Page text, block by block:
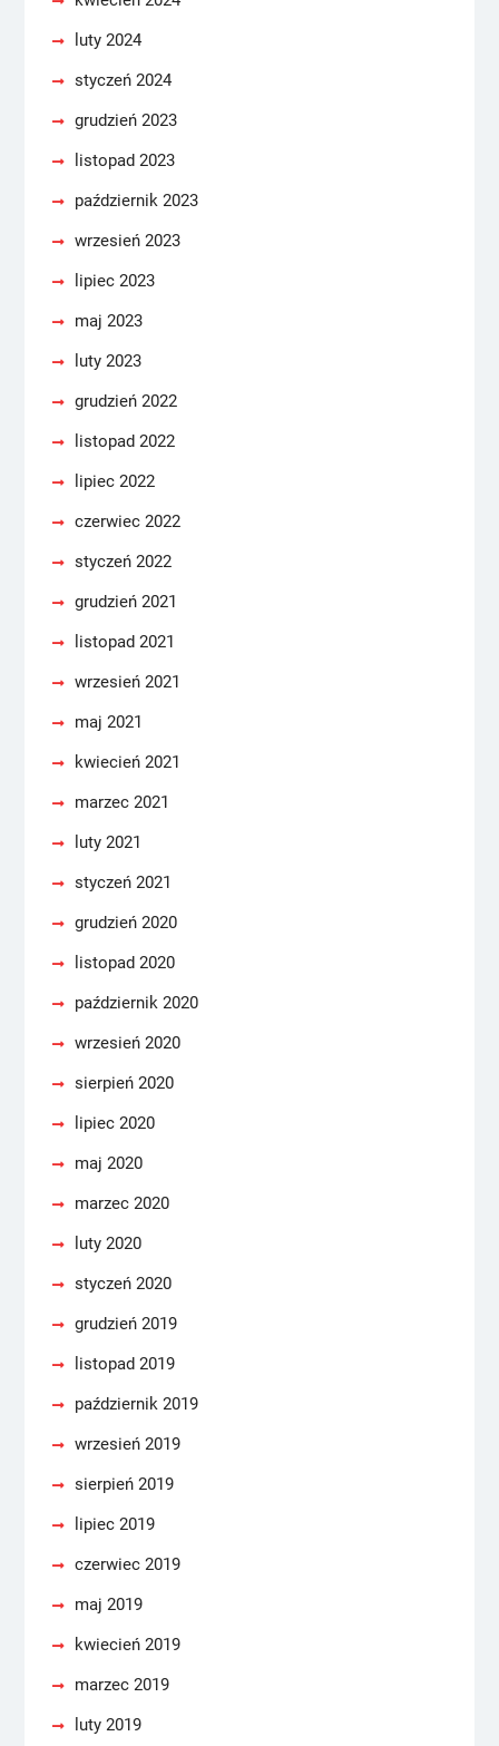
luty 2024
styczeń 2024
grudzień 2023
listopad 2023
październik 2023
wrzesień 2023
lipiec 2023
maj 2023
luty 2023
grudzień 2022
listopad 2022
lipiec 2022
czerwiec 2022
styczeń 2022
grudzień 2021
listopad 2021
wrzesień 2021
maj 2021
kwiecień 2021
marzec 2021
luty 2021
styczeń 2021
grudzień 2020
listopad 2020
październik 2020
wrzesień 2020
sierpień 2020
lipiec 2020
maj 2020
marzec 2020
luty 2020
styczeń 2020
grudzień 2019
listopad 2019
październik 2019
wrzesień 2019
sierpień 2019
lipiec 2019
czerwiec 2019
maj 2019
kwiecień 2019
marzec 2019
luty 2019